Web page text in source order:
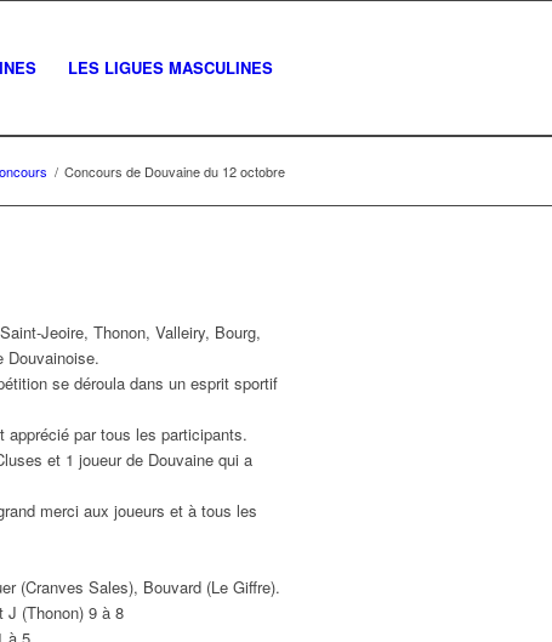
LES LIGUES MASCULINES
/ Concours de Douvaine du 12 octobre
Jeoire, Thonon, Valleiry, Bourg,
Douvainoise.
se déroula dans un esprit sportif
par tous les participants.
et 1 joueur de Douvaine qui a
merci aux joueurs et à tous les
(Cranves Sales), Bouvard (Le Giffre).
J (Thonon) 9 à 8